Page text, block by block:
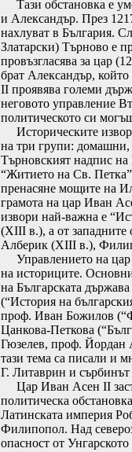
Тази обстановка е
и Александър. През
нахлуват в България.
Златарски) Търново е
провъзгласява за цар
брат Александър,
II проявява големи
неговото управление
политическото си
Историческите
на три групи: домашни,
Търновският надпис
“Житието на Св.
пренасяне мощите на
грамота на цар Иван
извори най-важна е
(ХIII в.), а от
Алберик (ХIII в.),
Управлението на цар
на историците.
на Българската
(“История на
проф. Иван Божилов
Цанкова-Петкова
Гюзелев, проф. Йордан
тази тема са писали и
Г. Литаврин и сърбинът
Цар Иван Асен II
политическа
Латинската империя
Филипопол. Над
опасност от